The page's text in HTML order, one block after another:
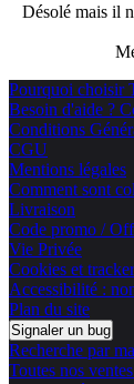
Désolé mais il
Pourquoi choisir
Besoin d'aide ?
Conditions
CGU
Mentions légales
Comment sont
Livraison
Code promo /
Vie Privée
Cookies et
Accessibilité :
Plan du site
Signaler un bug
Recherche par
Toutes nos